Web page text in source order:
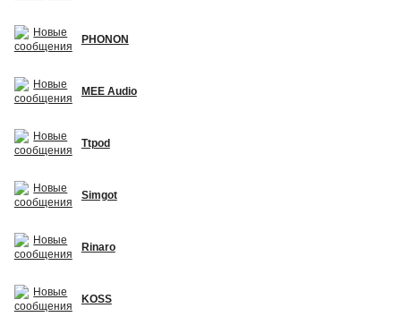
PHONON
MEE Audio
Ttpod
Simgot
Rinaro
KOSS